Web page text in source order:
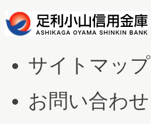
サイトマップ
お問い合わせ